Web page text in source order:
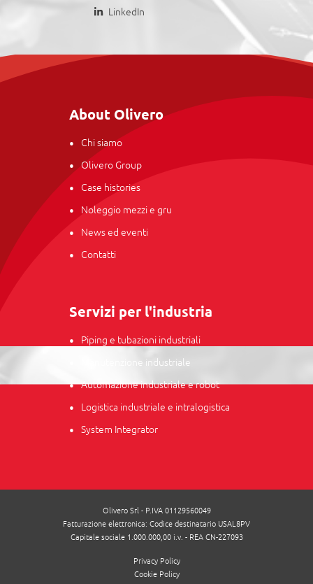
About Olivero
Chi siamo
Olivero Group
Case histories
Noleggio mezzi e gru
News ed eventi
Contatti
Servizi per l'industria
Piping e tubazioni industriali
Manutenzione industriale
Automazione industriale e robot
Logistica industriale e intralogistica
System Integrator
LinkedIn
Olivero Srl - P.IVA 01129560049
Fatturazione elettronica: Codice destinatario USAL8PV
Capitale sociale 1.000.000,00 i.v. - REA CN-227093
Privacy Policy
Cookie Policy